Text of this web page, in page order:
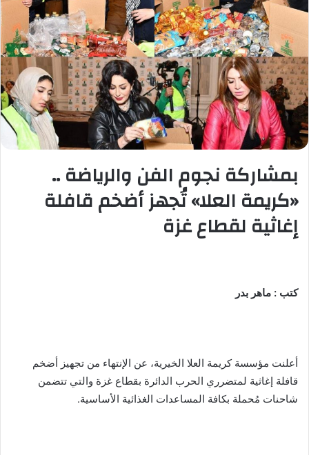
بمشاركة نجوم الفن والرياضة ..
«كريمة العلا» تُجهز أضخم قافلة
إغاثية لقطاع غزة
كتب : ماهر بدر
أعلنت مؤسسة كريمة العلا الخيرية، عن الإنتهاء من تجهيز أضخم
قافلة إغاثية لمتضرري الحرب الدائرة بقطاع غزة والتي تتضمن
شاحنات مُحملة بكافة المساعدات الغذائية الأساسية.